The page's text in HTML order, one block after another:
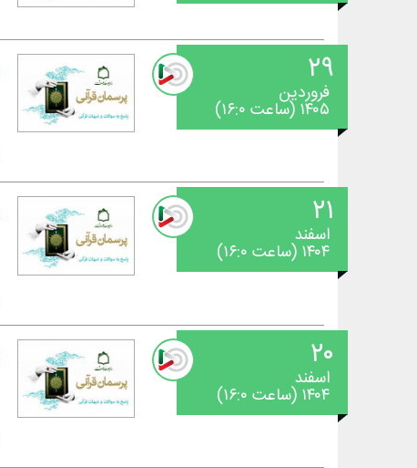
۲۹
فروردین
۱۴۰۵ (ساعت ۱۶:۰)
۲۱
اسفند
۱۴۰۴ (ساعت ۱۶:۰)
۲۰
اسفند
۱۴۰۴ (ساعت ۱۶:۰)